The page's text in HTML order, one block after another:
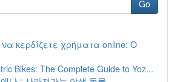
Go
να κερδίζετε χρήματα online: Ο
Bikes: The Complete Guide to Yoz...